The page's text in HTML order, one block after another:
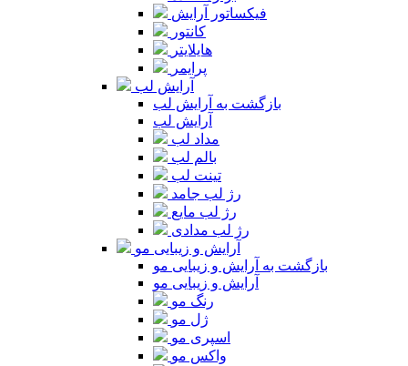
فیکساتور آرایش
کانتور
هایلایتر
پرایمر
آرایش لب
بازگشت به آرایش لب
آرایش لب
مداد لب
بالم لب
تینت لب
رژ لب جامد
رژ لب مایع
رژ لب مدادی
آرایش و زیبایی مو
بازگشت به آرایش و زیبایی مو
آرایش و زیبایی مو
رنگ مو
ژل مو
اسپری مو
واکس مو